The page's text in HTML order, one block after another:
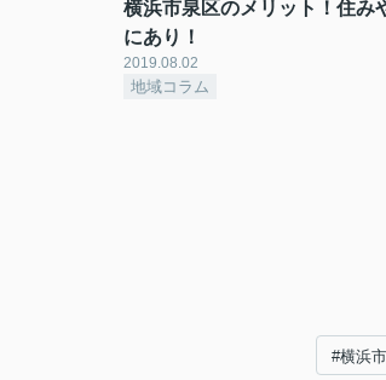
横浜市泉区のメリット！住み
にあり！
2019.08.02
地域コラム
#横浜